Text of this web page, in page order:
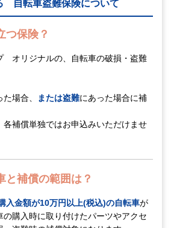
自転車盗難保険について
つ保険？
オリジナルの、自転車の破損・盗難
場合、 または盗難にあった場合に補
補償単独ではお申込みいただけませ
と補償の範囲は？
入金額が10万円以上(税込)の自転車が
購入時に取り付けたパーツやアクセ